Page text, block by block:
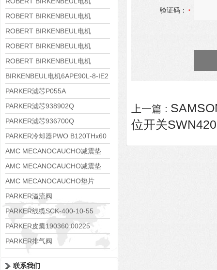
8APE160L-4-IE3
ROBERT BIRKENBEUL电机
8APE112M-6K-IE3
ROBERT BIRKENBEUL电机
8APE100L-2 IE3
ROBERT BIRKENBEUL电机
8APE90S-4 IE3
ROBERT BIRKENBEUL电机
8APE80M-2K-IE3
BIRKENBEUL电机6APE90L-8-IE2
PARKER滤芯P055A
PARKER滤芯938902Q
PARKER滤芯936700Q
PARKER冷却器PWO B120THx60
AMC MECANOCAUCHO减震垫
138552
AMC MECANOCAUCHO减震垫
138551
AMC MECANOCAUCHO垫片
608074
PARKER溢流阀
RE06M35W2N1KWXG087
PARKER线缆SCK-400-10-55
PARKER皮囊190360 00225
PARKER排气阀
联系我们
验证码：
上一篇 :
位开关